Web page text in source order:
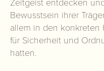
Bewusstsein ihrer
allem in den
für Sicherheit und
hatten.